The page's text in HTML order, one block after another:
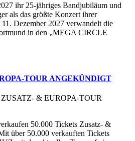
ihr 25-jähriges Bandjubiläum und
als das größte Konzert ihrer
Dezember 2027 verwandelt die
in den „MEGA CIRCLE
TOUR ANGEKÜNDIGT
& EUROPA-TOUR
50.000 Tickets Zusatz- &
über 50.000 verkauften Tickets